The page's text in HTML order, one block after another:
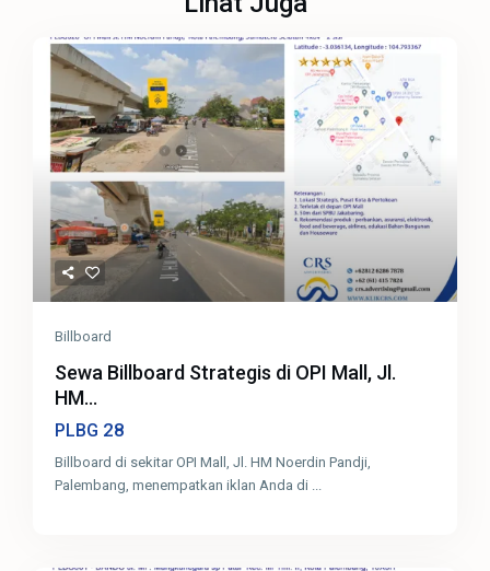
Billboard
Sewa Billboard Strategis di OPI Mall, Jl.
HM...
PLBG 28
Billboard di sekitar OPI Mall, Jl. HM Noerdin Pandji,
Palembang, menempatkan iklan Anda di ...